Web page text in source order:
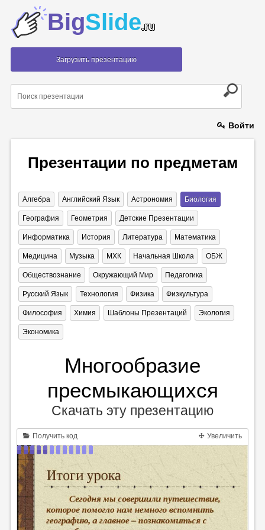
BigSlide.ru
Загрузить презентацию
Войти
Презентации по предметам
Алгебра Английский Язык Астрономия Биология
География Геометрия Детские Презентации
Информатика История Литература Математика
Медицина Музыка МХК Начальная Школа ОБЖ
Обществознание Окружающий Мир Педагогика
Русский Язык Технология Физика Физкультура
Философия Химия Шаблоны Презентаций Экология
Экономика
Многообразие
пресмыкающихся
Скачать эту презентацию
Получить код Увеличить